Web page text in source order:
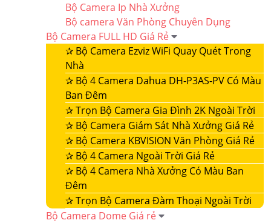
Bộ Camera Ip Nhà Xưởng
Bộ camera Văn Phòng Chuyên Dụng
Bộ Camera FULL HD Giá Rẻ
✰ Bộ Camera Ezviz WiFi Quay Quét Trong
Nhà
✰ Bộ 4 Camera Dahua DH-P3AS-PV Có Màu
Ban Đêm
✰Trọn Bộ Camera Gia Đình 2K Ngoài Trời
✰ Bộ Camera Giám Sát Nhà Xưởng Giá Rẻ
✰ Bộ Camera KBVISION Văn Phòng Giá Rẻ
✰ Bộ 4 Camera Ngoài Trời Giá Rẻ
✰ Bộ 4 Camera Nhà Xưởng Có Màu Ban
Đêm
✰Trọn Bộ Camera Đàm Thoại Ngoài Trời
Bộ Camera Dome Giá rẻ